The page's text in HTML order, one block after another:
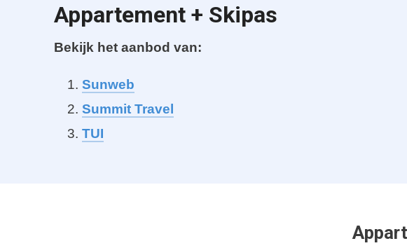
Appartement + Skipas
Bekijk het aanbod van:
Sunweb
Summit Trave
TUI